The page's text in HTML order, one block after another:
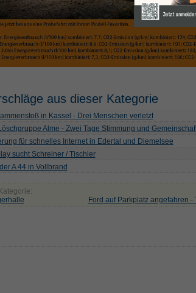
aus dieser Kategorie
in Kassel - Drei Menschen verletzt
Alme - Zwei Tage Stimmung und
für schnelles Internet in Edertal und Diemelsee
sucht Schreiner / Tischler
A 44 in Vollbrand
Ford auf Parkplatz angefahren -